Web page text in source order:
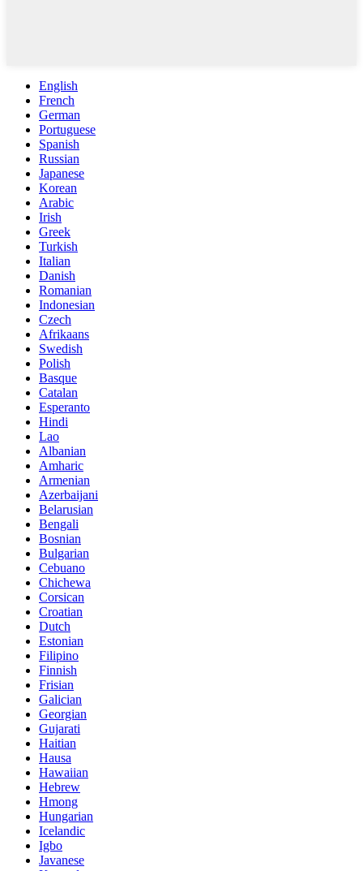
English
French
German
Portuguese
Spanish
Russian
Japanese
Korean
Arabic
Irish
Greek
Turkish
Italian
Danish
Romanian
Indonesian
Czech
Afrikaans
Swedish
Polish
Basque
Catalan
Esperanto
Hindi
Lao
Albanian
Amharic
Armenian
Azerbaijani
Belarusian
Bengali
Bosnian
Bulgarian
Cebuano
Chichewa
Corsican
Croatian
Dutch
Estonian
Filipino
Finnish
Frisian
Galician
Georgian
Gujarati
Haitian
Hausa
Hawaiian
Hebrew
Hmong
Hungarian
Icelandic
Igbo
Javanese